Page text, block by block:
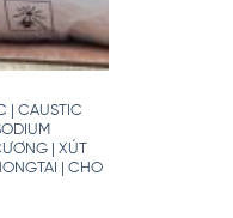
| CAUSTIC
| XÚT
| CHO